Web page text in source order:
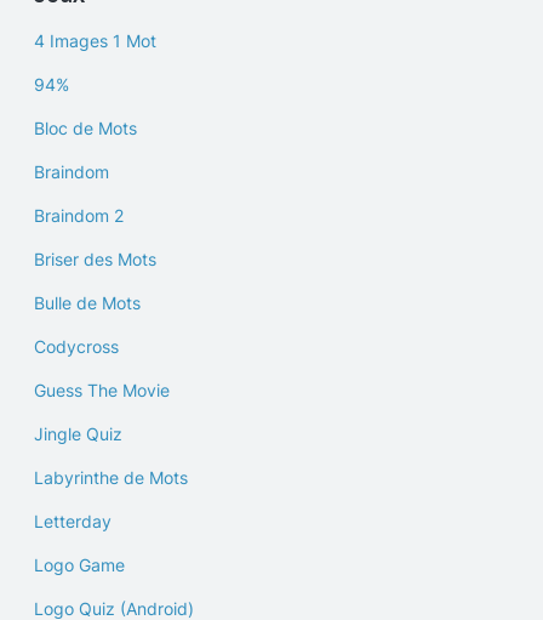
4 Images 1 Mot
94%
Bloc de Mots
Braindom
Braindom 2
Briser des Mots
Bulle de Mots
Codycross
Guess The Movie
Jingle Quiz
Labyrinthe de Mots
Letterday
Logo Game
Logo Quiz (Android)